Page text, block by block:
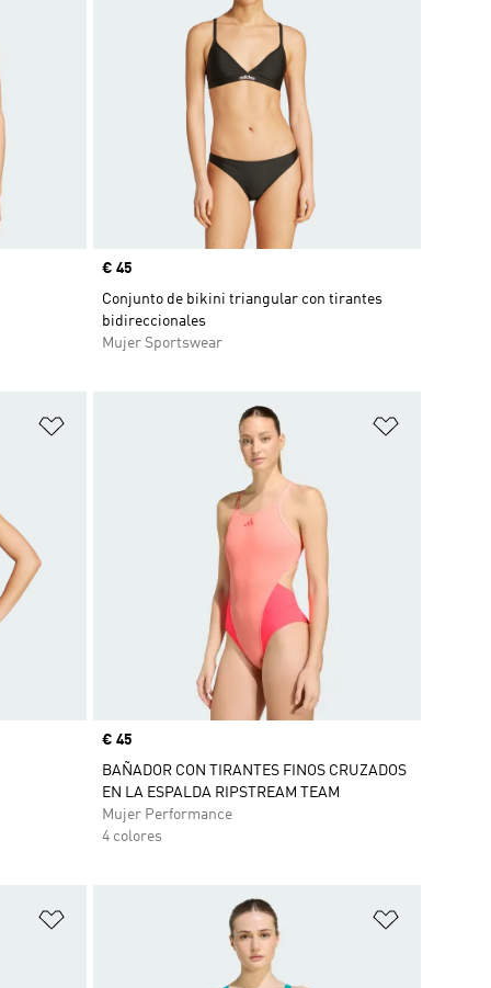
Precio
€ 45
Conjunto de bikini triangular con tirantes
bidireccionales
Mujer Sportswear
Añadir a la lista de deseos
Precio
€ 45
BAÑADOR CON TIRANTES FINOS CRUZADOS
EN LA ESPALDA RIPSTREAM TEAM
Mujer Performance
4 colores
Añadir a la lista de deseos